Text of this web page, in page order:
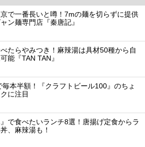
で一番長いと噂！7mの麺を切らずに提供
ン麺専門店『秦唐記』
たらやみつき！麻辣湯は具材50種から自
能『TAN TAN』
毎本半額！『クラフトビール100』のちょ
に注目
』で食べたいランチ8選！唐揚げ定食からラ
、麻辣湯も！